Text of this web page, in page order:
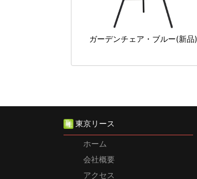
ガーデンチェア・ブルー(新品)
東京リース
ホーム
会社概要
アクセス